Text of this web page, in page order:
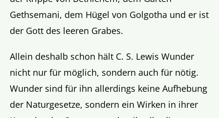
Gethsemani, dem Hügel von Golgotha und er ist
der Gott des leeren Grabes.
Allein deshalb schon hält C. S. Lewis Wunder
nicht nur für möglich, sondern auch für nötig.
Wunder sind für ihn allerdings keine Aufhebung
der Naturgesetze, sondern ein Wirken in ihrer